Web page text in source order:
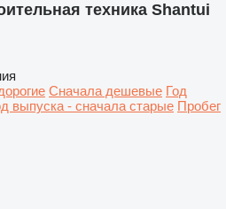
техника Shantui
Сначала дешевые Год
выпуска - сначала старые Пробег